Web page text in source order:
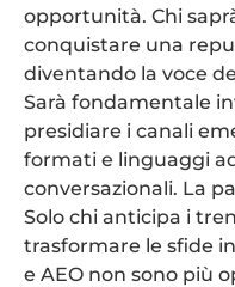
opportunità. Chi
conquistare una
diventando la voce
Sarà fondamentale
presidiare i canali
formati e linguaggi
conversazionali. La
Solo chi anticipa i
trasformare le sfide
e AEO non sono più